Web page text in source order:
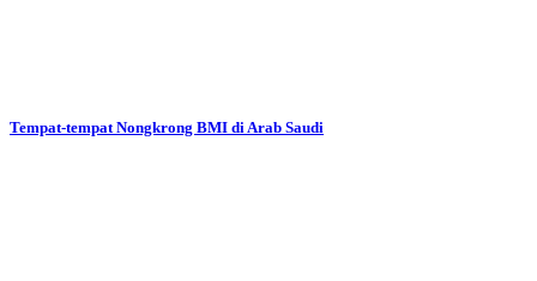
Tempat-tempat Nongkrong BMI di Arab Saudi